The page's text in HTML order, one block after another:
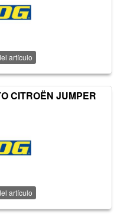
artículo
CITROËN JUMPER
artículo